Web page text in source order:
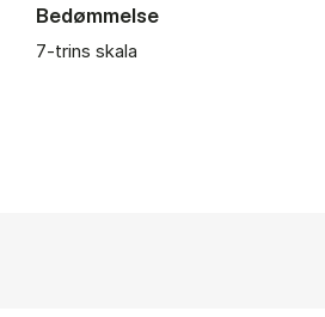
Bedømmelse
7-trins skala